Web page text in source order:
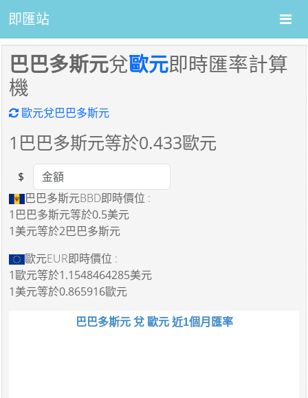
即匯站
巴巴多斯元兌歐元即時匯率計算
機
歐元兌巴巴多斯元
1 巴巴多斯元等於0.433歐元
Amount
$
巴巴多斯元BBD即時價位 :
1巴巴多斯元等於0.5美元
1美元等於2巴巴多斯元
歐元EUR即時價位 :
1歐元等於1.1548464285美元
1美元等於0.865916歐元
巴巴多斯元 兌 歐元 近1個月匯率